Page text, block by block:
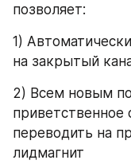
позволяет:
1)
на закрытый
2) Всем новым
переводить на
лидмагнит